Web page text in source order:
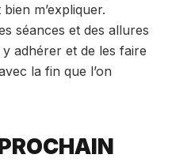
m’expliquer.
séances et des allures
y adhérer et de les faire
la fin que l’on